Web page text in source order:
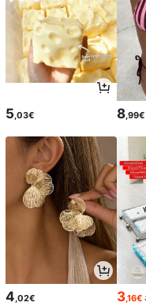
5,03€ 8,99€
4,02€ 3,16€